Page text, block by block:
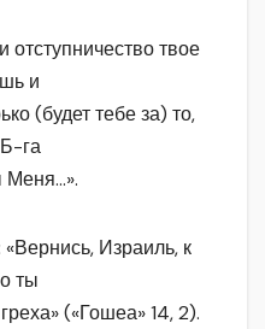
отступничество твое
и
(будет тебе за) то,
га
Меня…».
Израиль, к
ты
(«Гошеа» 14, 2).